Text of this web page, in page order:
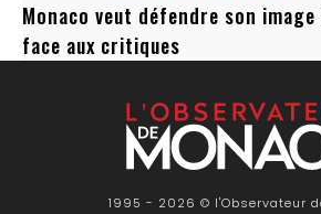
Monaco veut défendre son
face aux critiques
1995 - 2026 © l'Observateur